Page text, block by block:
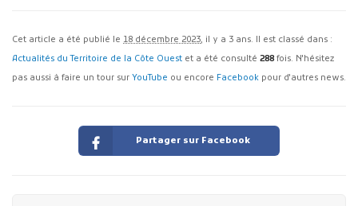
Cet article a été publié le 18 décembre 2023, il y a 3 ans. Il est classé dans :
Actualités du Territoire de la Côte Ouest et a été consulté 288 fois. N'hésitez
pas aussi à faire un tour sur YouTube ou encore Facebook pour d'autres news.
Partager sur Facebook